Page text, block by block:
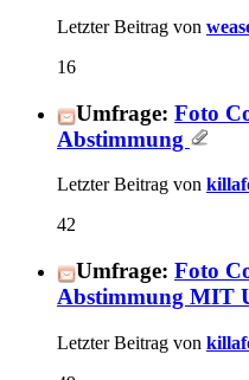
Letzter Beitrag von
16
Umfrage: Foto
Abstimmung
Letzter Beitrag von
42
Umfrage: Foto
Abstimmung MIT
Letzter Beitrag von